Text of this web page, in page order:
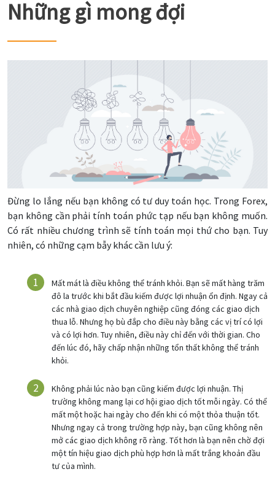
Những gì mong đợi
Đừng lo lắng nếu bạn không có tư duy toán học. Trong Forex,
bạn không cần phải tính toán phức tạp nếu bạn không muốn.
Có rất nhiều chương trình sẽ tính toán mọi thứ cho bạn. Tuy
nhiên, có những cạm bẫy khác cần lưu ý:
Mất mát là điều không thể tránh khỏi. Bạn sẽ mất hàng trăm
đô la trước khi bắt đầu kiếm được lợi nhuận ổn định. Ngay cả
các nhà giao dịch chuyên nghiệp cũng đóng các giao dịch
thua lỗ. Nhưng họ bù đắp cho điều này bằng các vị trí có lợi
và có lợi hơn. Tuy nhiên, điều này chỉ đến với thời gian. Cho
đến lúc đó, hãy chấp nhận những tổn thất không thể tránh
khỏi.
Không phải lúc nào bạn cũng kiếm được lợi nhuận. Thị
trường không mang lại cơ hội giao dịch tốt mỗi ngày. Có thể
mất một hoặc hai ngày cho đến khi có một thỏa thuận tốt.
Nhưng ngay cả trong trường hợp này, bạn cũng không nên
mở các giao dịch không rõ ràng. Tốt hơn là bạn nên chờ đợi
một tín hiệu giao dịch phù hợp hơn là mất trắng khoản đầu
tư của mình.